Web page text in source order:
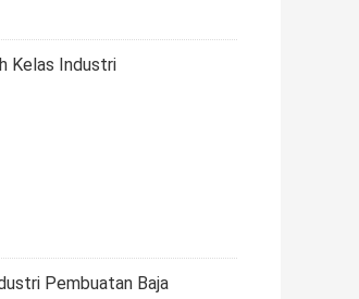
Kelas Industri
Pembuatan Baja